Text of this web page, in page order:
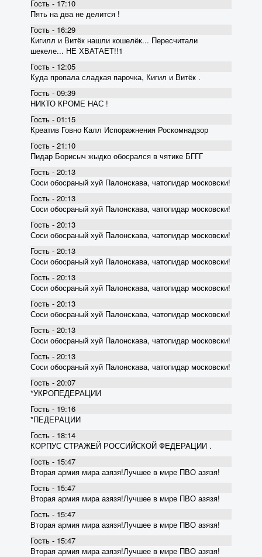
Гость - 17:10
Пять на два не делится !
Гость - 16:29
Кигилл и Витёк нашли кошелёк... Пересчитали
шекеле... НЕ ХВАТАЕТ!!1
Гость - 12:05
Куда пропала сладкая парочка, Кигил и Витёк .
Гость - 09:39
НИКТО КРОМЕ НАС !
Гость - 01:15
Креатив Говно Калл Испоражнения Роскомнадзор
Гость - 21:10
Пидар Борисыч жыдко обосрался в чятике БГГГ
Гость - 20:13
Соси обосраный хуй Палонскава, чатопидар московски!
Гость - 20:13
Соси обосраный хуй Палонскава, чатопидар московски!
Гость - 20:13
Соси обосраный хуй Палонскава, чатопидар московски!
Гость - 20:13
Соси обосраный хуй Палонскава, чатопидар московски!
Гость - 20:13
Соси обосраный хуй Палонскава, чатопидар московски!
Гость - 20:13
Соси обосраный хуй Палонскава, чатопидар московски!
Гость - 20:13
Соси обосраный хуй Палонскава, чатопидар московски!
Гость - 20:13
Соси обосраный хуй Палонскава, чатопидар московски!
Гость - 20:07
*УКРОПЕДЕРАЦИИ
Гость - 19:16
*ПЕДЕРАЦИИ
Гость - 18:14
КОРПУС СТРАЖЕЙ РОССИЙСКОЙ ФЕДЕРАЦИИ .
Гость - 15:47
Вторая армия мира азязя!Лучшее в мире ПВО азязя!
Гость - 15:47
Вторая армия мира азязя!Лучшее в мире ПВО азязя!
Гость - 15:47
Вторая армия мира азязя!Лучшее в мире ПВО азязя!
Гость - 15:47
Вторая армия мира азязя!Лучшее в мире ПВО азязя!